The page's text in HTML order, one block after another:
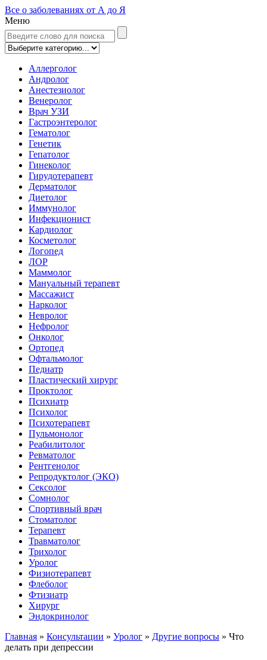
Все о заболеваниях от А до Я
Меню
Аллерголог
Андролог
Анестезиолог
Венеролог
Врач УЗИ
Гастроэнтеролог
Гематолог
Генетик
Гепатолог
Гинеколог
Гирудотерапевт
Дерматолог
Диетолог
Иммунолог
Инфекционист
Кардиолог
Косметолог
Логопед
ЛОР
Маммолог
Мануальный терапевт
Массажист
Нарколог
Невролог
Нефролог
Онколог
Ортопед
Офтальмолог
Педиатр
Пластический хирург
Проктолог
Психиатр
Психолог
Психотерапевт
Пульмонолог
Реабилитолог
Ревматолог
Рентгенолог
Репродуктолог (ЭКО)
Сексолог
Сомнолог
Спортивный врач
Стоматолог
Терапевт
Травматолог
Трихолог
Уролог
Физиотерапевт
Флеболог
Фтизиатр
Хирург
Эндокринолог
Главная » Консультации » Уролог » Другие вопросы » Что
делать при депрессии